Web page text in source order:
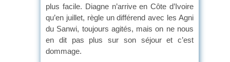
plus facile. Diagne n’arrive en Côte d’Ivoire
qu’en juillet, règle un différend avec les Agni
du Sanwi, toujours agités, mais on ne nous
en dit pas plus sur son séjour et c’est
dommage.